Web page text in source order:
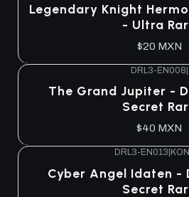
Legendary Knight
- Ultra
$20 MXN
DRL3-EN008
The Grand Jupiter -
Secret
$40 MXN
DRL3-EN013
Cyber Angel Idaten -
Secret